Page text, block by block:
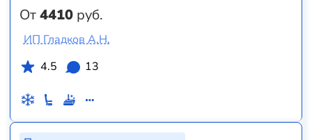
От4410 руб.
ИП Гладков А.Н.
4.5
13